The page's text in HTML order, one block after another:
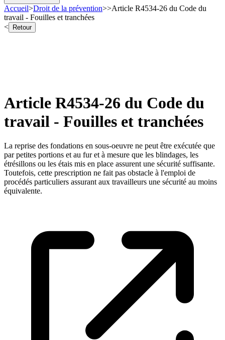
Accueil>Droit de la prévention>>Article R4534-26 du Code du
travail - Fouilles et tranchées
<
Retour
Article R4534-26 du Code du
travail - Fouilles et tranchées
La reprise des fondations en sous-oeuvre ne peut être exécutée que
par petites portions et au fur et à mesure que les blindages, les
étrésillons ou les étais mis en place assurent une sécurité suffisante.
Toutefois, cette prescription ne fait pas obstacle à l'emploi de
procédés particuliers assurant aux travailleurs une sécurité au moins
équivalente.